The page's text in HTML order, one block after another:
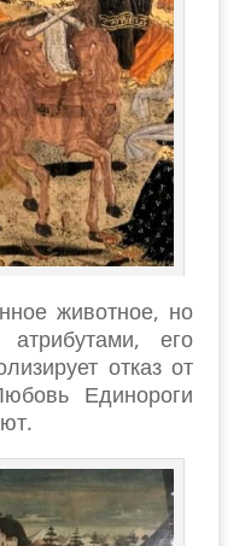
животное, но
его
отказ от
Единороги